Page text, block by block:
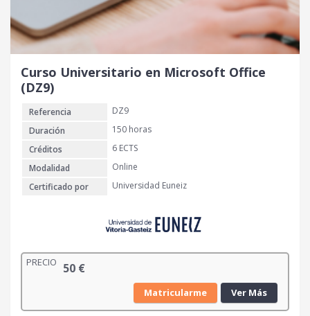
Curso Universitario en Microsoft Office
(DZ9)
Referencia
DZ9
Duración
150 horas
Créditos
6 ECTS
Modalidad
Online
Certificado por
Universidad Euneiz
PRECIO 50 €
Matricularme Ver Más